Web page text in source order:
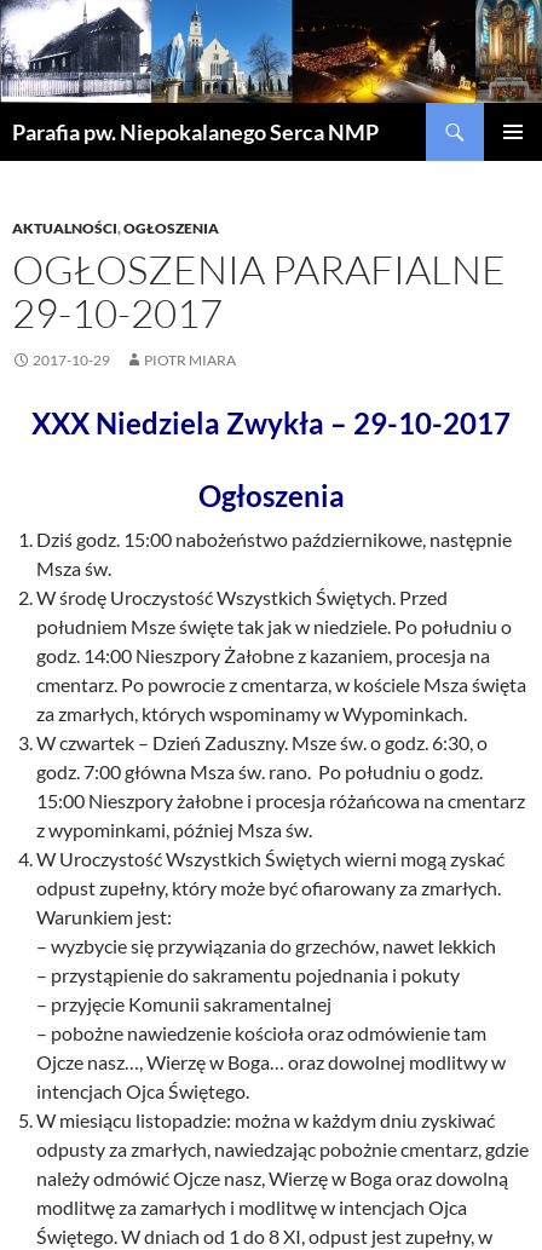
Parafia pw. Niepokalanego Serca NMP
AKTUALNOŚCI,OGŁOSZENIA
OGŁOSZENIA PARAFIALNE
29-10-2017
2017-10-29 PIOTR MIARA
XXX Niedziela Zwykła – 29-10-2017
Ogłoszenia
Dziś godz. 15:00 nabożeństwo październikowe, następnie
Msza św.
W środę Uroczystość Wszystkich Świętych. Przed
południem Msze święte tak jak w niedziele. Po południu o
godz. 14:00 Nieszpory Żałobne z kazaniem, procesja na
cmentarz. Po powrocie z cmentarza, w kościele Msza święta
za zmarłych, których wspominamy w Wypominkach.
W czwartek – Dzień Zaduszny. Msze św. o godz. 6:30, o
godz. 7:00 główna Msza św. rano. Po południu o godz.
15:00 Nieszpory żałobne i procesja różańcowa na cmentarz
z wypominkami, później Msza św.
W Uroczystość Wszystkich Świętych wierni mogą zyskać
odpust zupełny, który może być ofiarowany za zmarłych.
Warunkiem jest:
– wyzbycie się przywiązania do grzechów, nawet lekkich
– przystąpienie do sakramentu pojednania i pokuty
– przyjęcie Komunii sakramentalnej
– pobożne nawiedzenie kościoła oraz odmówienie tam
Ojcze nasz…, Wierzę w Boga… oraz dowolnej modlitwy w
intencjach Ojca Świętego.
W miesiącu listopadzie: można w każdym dniu zyskiwać
odpusty za zmarłych, nawiedzając pobożnie cmentarz, gdzie
należy odmówić Ojcze nasz, Wierzę w Boga oraz dowolną
modlitwę za zamarłych i modlitwę w intencjach Ojca
Świętego. W dniach od 1 do 8 XI, odpust jest zupełny, w